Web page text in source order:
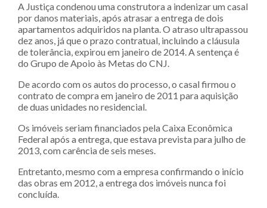
A Justiça condenou uma construtora a indenizar um casal
por danos materiais, após atrasar a entrega de dois
apartamentos adquiridos na planta. O atraso ultrapassou
dez anos, já que o prazo contratual, incluindo a cláusula
de tolerância, expirou em janeiro de 2014. A sentença é
do Grupo de Apoio às Metas do CNJ.
De acordo com os autos do processo, o casal firmou o
contrato de compra em janeiro de 2011 para aquisição
de duas unidades no residencial.
Os imóveis seriam financiados pela Caixa Econômica
Federal após a entrega, que estava prevista para julho de
2013, com carência de seis meses.
Entretanto, mesmo com a empresa confirmando o início
das obras em 2012, a entrega dos imóveis nunca foi
concluída.